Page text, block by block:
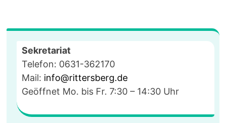
OLYMPIAD
IN
KAISERSLAUTERN
Sekretariat
Telefon: 0631-362170
Mail: info@rittersberg.de
Geöffnet Mo. bis Fr. 7:30 – 14:30 Uhr